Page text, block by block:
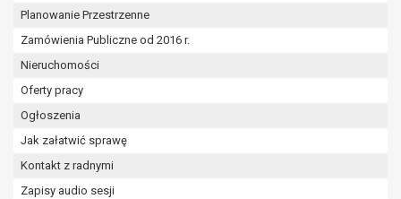
Planowanie Przestrzenne
Zamówienia Publiczne od 2016 r.
Nieruchomości
Oferty pracy
Ogłoszenia
Jak załatwić sprawę
Kontakt z radnymi
Zapisy audio sesji